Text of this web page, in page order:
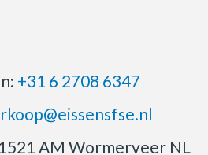
+31 6 2708 6347
AM Wormerveer NL